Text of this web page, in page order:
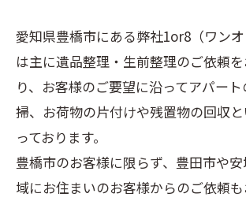
愛知県豊橋市にある弊社1or8（ワン
は主に遺品整理・生前整理のご依頼
り、お客様のご要望に沿ってアパー
掃、お荷物の片付けや残置物の回収
っております。
豊橋市のお客様に限らず、豊田市や
域にお住まいのお客様からのご依頼